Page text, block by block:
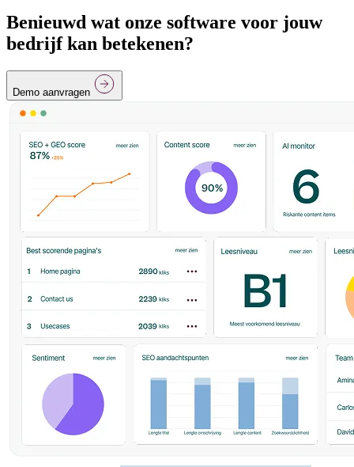
Benieuwd wat onze software voor jouw
bedrijf kan betekenen?
Demo aanvragen